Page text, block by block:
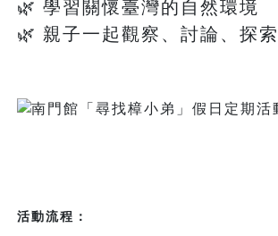
🌿 學習關懷臺灣的自然環境
🌿 親子一起觀察、討論、探索
活動流程：